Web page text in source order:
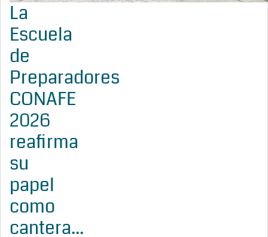
La
Escuela
de
Preparadores
CONAFE
2026
reafirma
su
papel
como
cantera...